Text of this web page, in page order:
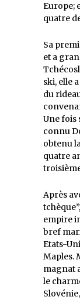
Europe;
quatre
Sa
et a
ski, elle
du
Une fois
connu
obtenu
quatre
Après
empire
bref
Etats-
Maples.
magnat
le